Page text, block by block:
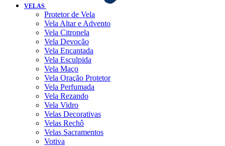
VELAS
Protetor de Vela
Vela Altar e Advento
Vela Citronela
Vela Devoção
Vela Encantada
Vela Esculpida
Vela Maço
Vela Oração Protetor
Vela Perfumada
Vela Rezando
Vela Vidro
Velas Decorativas
Velas Rechô
Velas Sacramentos
Votiva